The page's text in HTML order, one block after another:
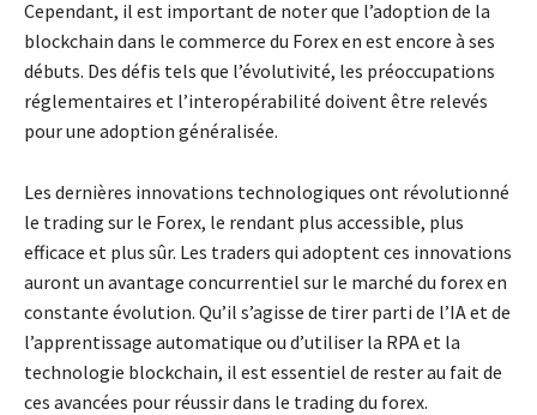
Cependant, il est important de noter que l’adoption de la
blockchain dans le commerce du Forex en est encore à ses
débuts. Des défis tels que l’évolutivité, les préoccupations
réglementaires et l’interopérabilité doivent être relevés
pour une adoption généralisée.
Les dernières innovations technologiques ont révolutionné
le trading sur le Forex, le rendant plus accessible, plus
efficace et plus sûr. Les traders qui adoptent ces innovations
auront un avantage concurrentiel sur le marché du forex en
constante évolution. Qu’il s’agisse de tirer parti de l’IA et de
l’apprentissage automatique ou d’utiliser la RPA et la
technologie blockchain, il est essentiel de rester au fait de
ces avancées pour réussir dans le trading du forex.